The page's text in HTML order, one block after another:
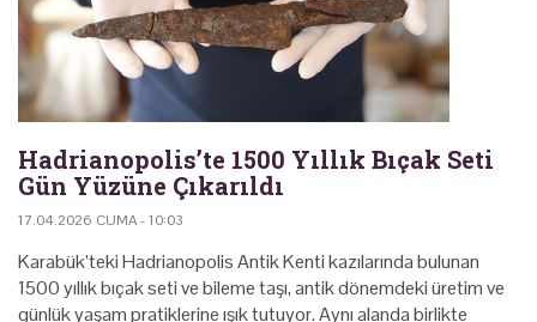
Hadrianopolis’te 1500 Yıllık Bıçak Seti
Gün Yüzüne Çıkarıldı
17.04.2026 CUMA - 10:03
Karabük’teki Hadrianopolis Antik Kenti kazılarında bulunan
1500 yıllık bıçak seti ve bileme taşı, antik dönemdeki üretim ve
günlük yaşam pratiklerine ışık tutuyor. Aynı alanda birlikte